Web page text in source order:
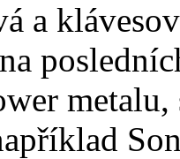
a
metalu,